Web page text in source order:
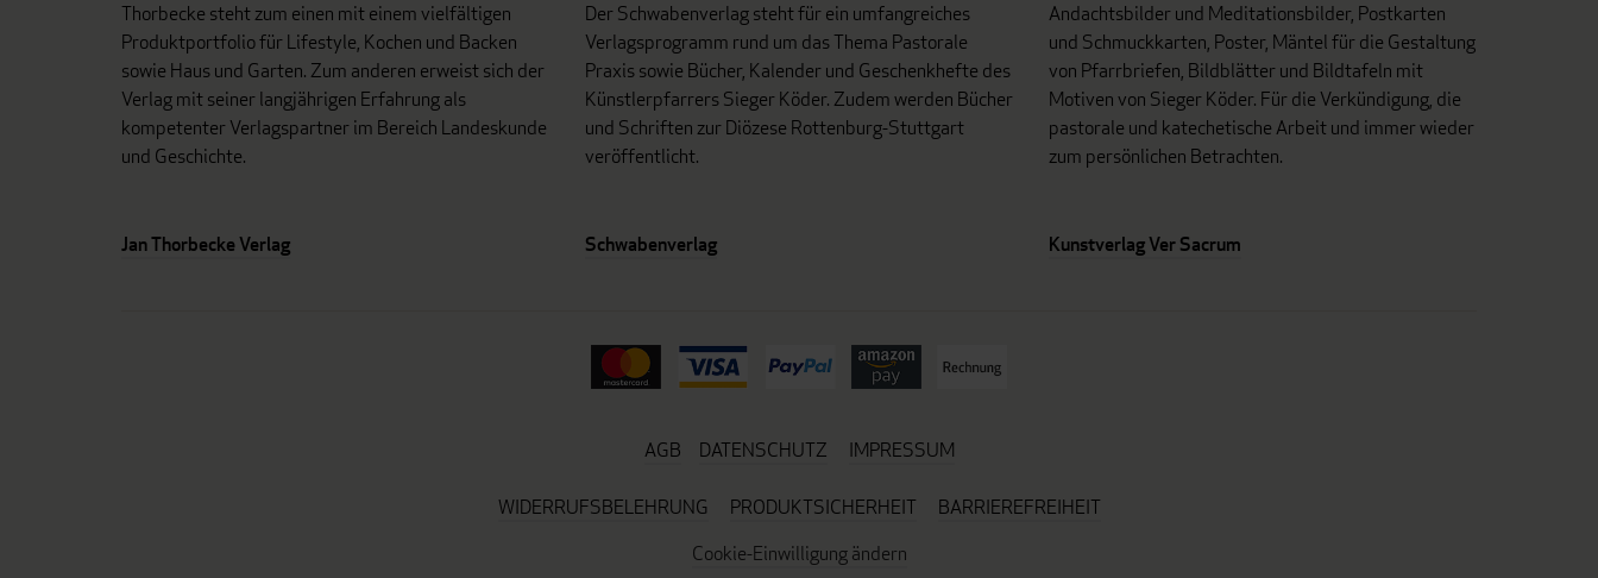
Thorbecke steht zum einen mit einem vielfältigen
Produktportfolio für Lifestyle, Kochen und Backen
sowie Haus und Garten. Zum anderen erweist sich der
Verlag mit seiner langjährigen Erfahrung als
kompetenter Verlagspartner im Bereich Landeskunde
und Geschichte.
Jan Thorbecke Verlag
Der Schwabenverlag steht für ein umfangreiches
Verlagsprogramm rund um das Thema Pastorale
Praxis sowie Bücher, Kalender und Geschenkhefte des
Künstlerpfarrers Sieger Köder. Zudem werden Bücher
und Schriften zur Diözese Rottenburg-Stuttgart
veröffentlicht.
Schwabenverlag
Andachtsbilder und Meditationsbilder, Postkarten
und Schmuckkarten, Poster, Mäntel für die Gestaltung
von Pfarrbriefen, Bildblätter und Bildtafeln mit
Motiven von Sieger Köder. Für die Verkündigung, die
pastorale und katechetische Arbeit und immer wieder
zum persönlichen Betrachten.
Kunstverlag Ver Sacrum
AGB DATENSCHUTZ IMPRESSUM
WIDERRUFSBELEHRUNG PRODUKTSICHERHEIT
BARRIEREFREIHEIT
Cookie-Einwilligung ändern